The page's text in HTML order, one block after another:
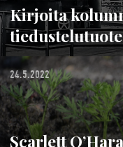
Kirjoita
tiedustelutuote
24.5.2022
Scarlett